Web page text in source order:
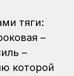
тяги:
–
–
которой